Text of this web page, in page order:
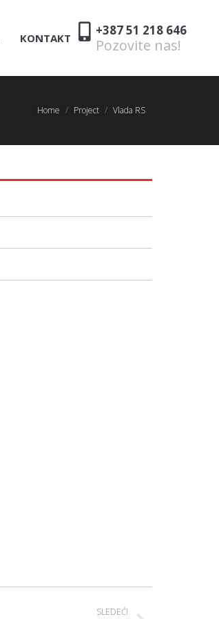
KONTAKT +387 51 218 646
Pozovite nas!
Home Project Vlada RS
SLEDEĆI